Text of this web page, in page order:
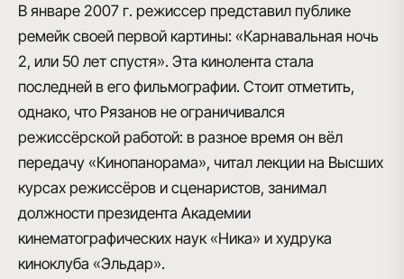
В январе 2007 г. режиссер представил публике
ремейк своей первой картины: «Карнавальная ночь
2, или 50 лет спустя». Эта кинолента стала
последней в его фильмографии. Стоит отметить,
однако, что Рязанов не ограничивался
режиссёрской работой: в разное время он вёл
передачу «Кинопанорама», читал лекции на Высших
курсах режиссёров и сценаристов, занимал
должности президента Академии
кинематографических наук «Ника» и худрука
киноклуба «Эльдар».